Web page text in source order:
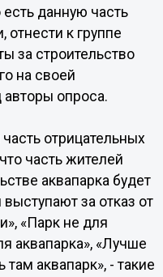
данную часть
отнести к группе
за строительство
на своей
опроса.
отрицательных
часть жителей
аквапарка будет
за отказ от
«Парк не для
аквапарка», «Лучше
там аквапарк», - такие